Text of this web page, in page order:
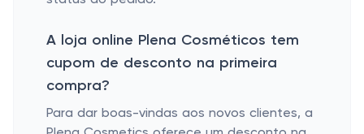
A loja online Plena Cosméticos tem
cupom de desconto na primeira
compra?
Para dar boas-vindas aos novos clientes, a